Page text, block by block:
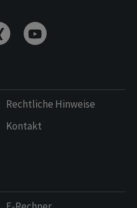
Rechtliche Hinweise
Kontakt